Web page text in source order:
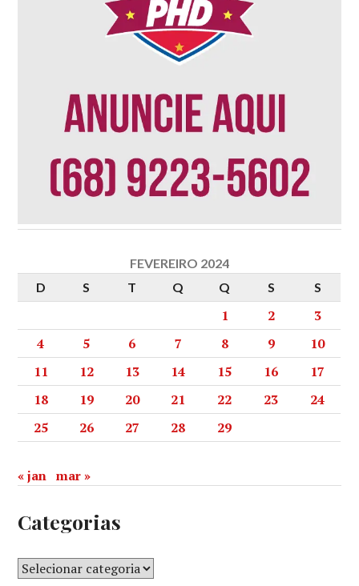
FEVEREIRO 2024
D
S T Q Q S S
1 2
3
4
5 6 7 8 9
10
11
12 13 14 15 16
17
18
19 20 21 22 23
24
25
26 27 28 29
« jan mar »
Categorias